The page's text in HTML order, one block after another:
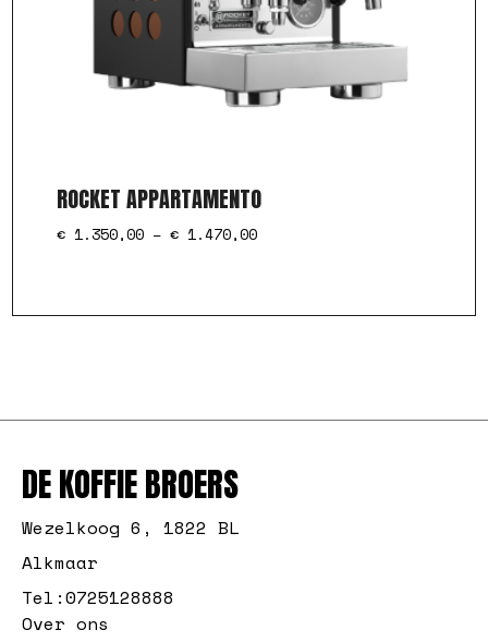
ROCKET APPARTAMENTO
€ 1.350,00 – € 1.470,00
DE KOFFIE BROERS
Wezelkoog 6, 1822 BL
Alkmaar
Tel:0725128888
Over ons